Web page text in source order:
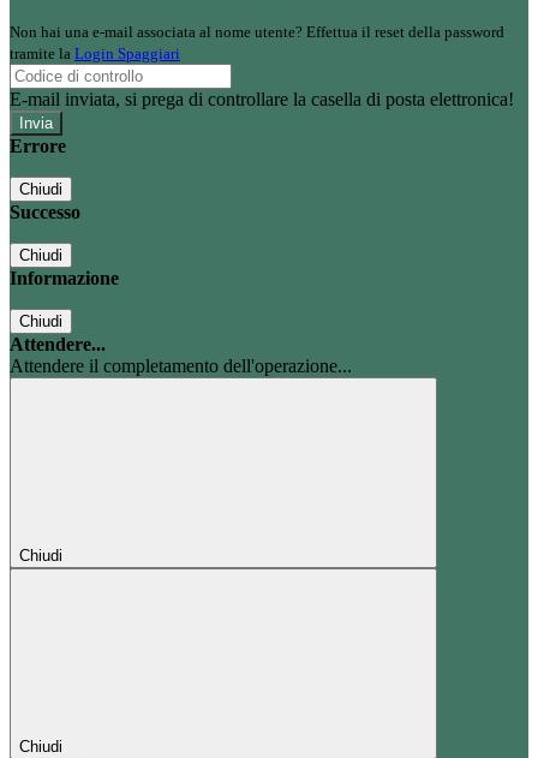
Non hai una e-mail associata al nome utente? Effettua il reset della password
tramite la Login Spaggiari
E-mail inviata, si prega di controllare la casella di posta elettronica!
Errore
Chiudi
Successo
Chiudi
Informazione
Chiudi
Attendere...
Attendere il completamento dell'operazione...
Chiudi
Chiudi